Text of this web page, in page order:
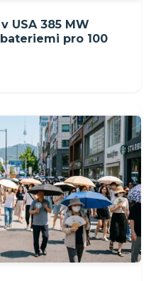
USA 385 MW
pro 100